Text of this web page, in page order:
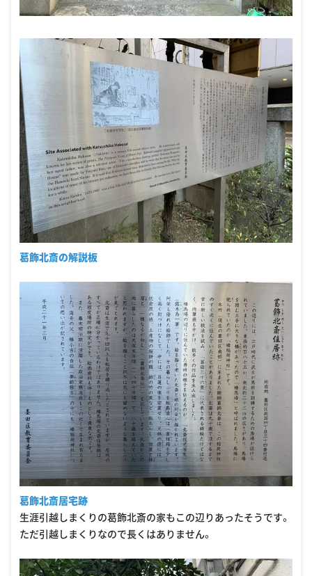
葛飾北斎の解説板
葛飾北斎居宅跡
生涯引越しまくりの葛飾北斎の家もこの辺りあったそうです。
ただ引越しまくりなので長くはありません。